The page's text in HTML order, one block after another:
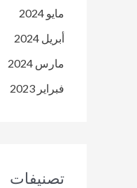
مايو 2024
أبريل 2024
مارس 2024
فبراير 2023
تصنيفات